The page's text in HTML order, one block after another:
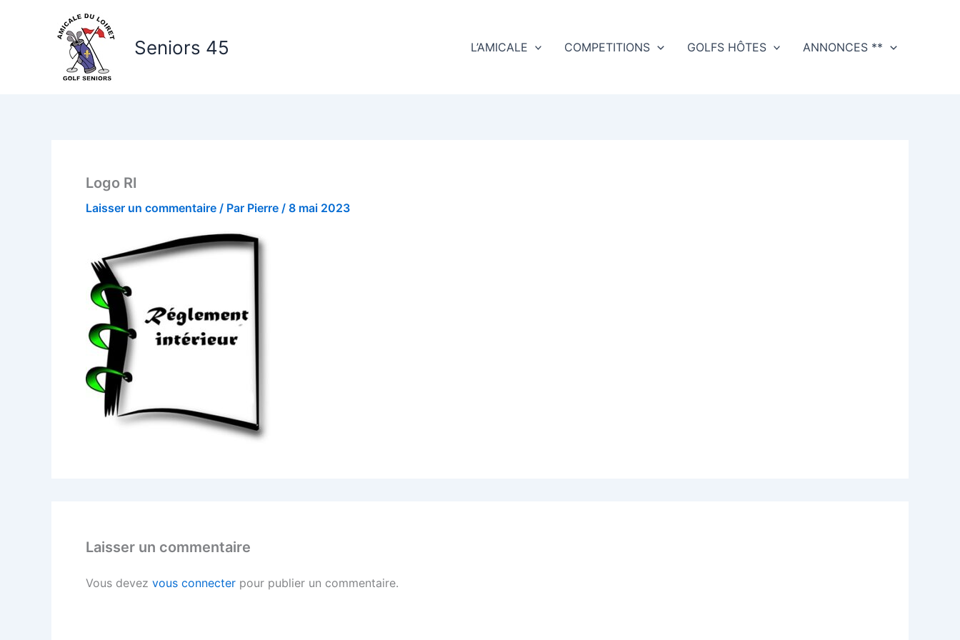
Seniors 45 L’AMICALE COMPETITIONS GOLFS HÔTES ANNONCES **
Logo RI
Laisser un commentaire / Par Pierre / 8 mai 2023
Laisser un commentaire
Vous devez vous connecter pour publier un commentaire.